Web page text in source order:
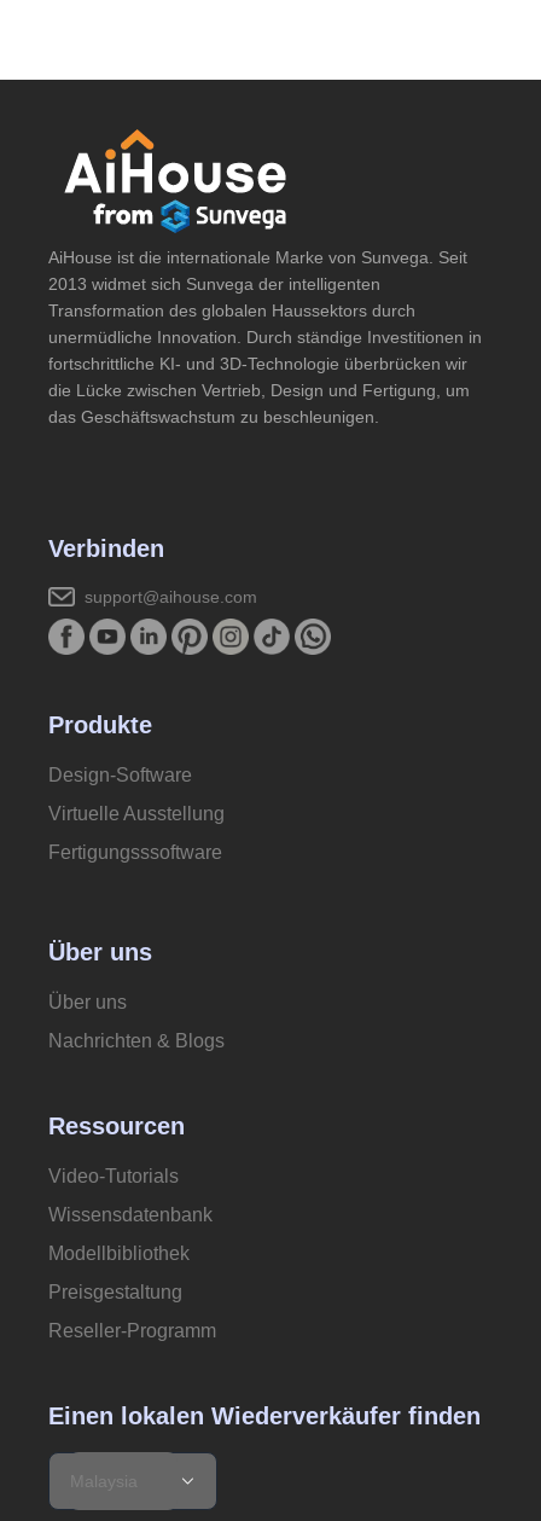
AiHouse ist die internationale Marke von Sunvega. Seit
2013 widmet sich Sunvega der intelligenten
Transformation des globalen Haussektors durch
unermüdliche Innovation. Durch ständige Investitionen in
fortschrittliche KI- und 3D-Technologie überbrücken wir
die Lücke zwischen Vertrieb, Design und Fertigung, um
das Geschäftswachstum zu beschleunigen.
Verbinden
support@aihouse.com
Produkte
Design-Software
Virtuelle Ausstellung
Fertigungsssoftware
Über uns
Über uns
Nachrichten & Blogs
Ressourcen
Video-Tutorials
Wissensdatenbank
Modellbibliothek
Preisgestaltung
Reseller-Programm
Einen lokalen Wiederverkäufer finden